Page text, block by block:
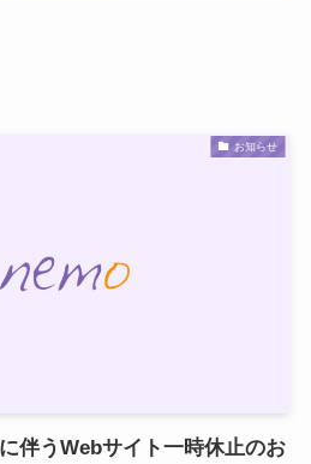
お知らせ
伴うWebサイト一時休止のお